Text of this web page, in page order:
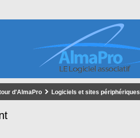
d'AlmaPro Logiciels et sites périphériques